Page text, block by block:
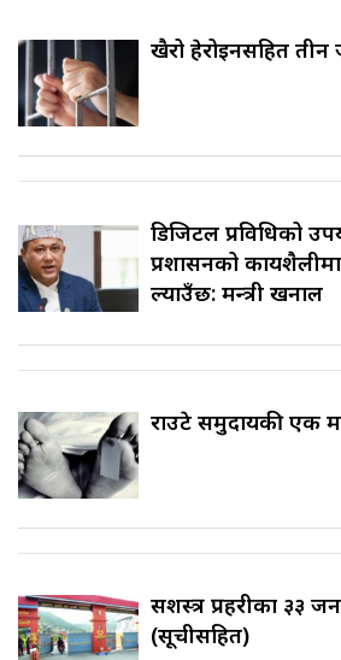
खैरो हेरोइनसहित तीन
डिजिटल प्रविधिको
प्रशासनको
ल्याउँछ: मन्त्री खनाल
राउटे समुदायकी एक
सशस्त्र प्रहरीका ३३
(सूचीसहित)